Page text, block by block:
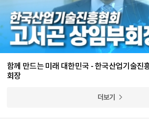
함께 만드는 미래 대한민국 - 한국산업기술진
회장
더보기